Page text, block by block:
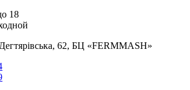
18
62, БЦ «FERMMASH»